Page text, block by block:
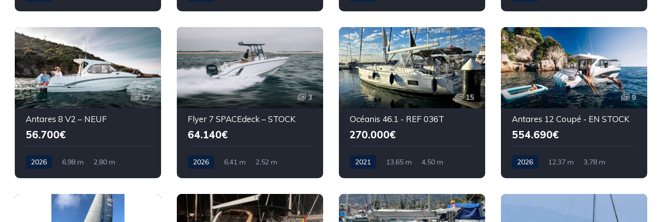
17
Antares 8 V2 – NEUF
56.700€
2026 6,98 m 2,80 m
3
Flyer 7 SPACEdeck – STOCK
64.140€
2026 6,41 m 2,52 m
15
Océanis 46.1 - REF 036T
270.000€
2021 13,65 m 4,50 m
9
Antares 12 Coupé - EN STOCK
554.690€
2026 12,37 m 3,78 m